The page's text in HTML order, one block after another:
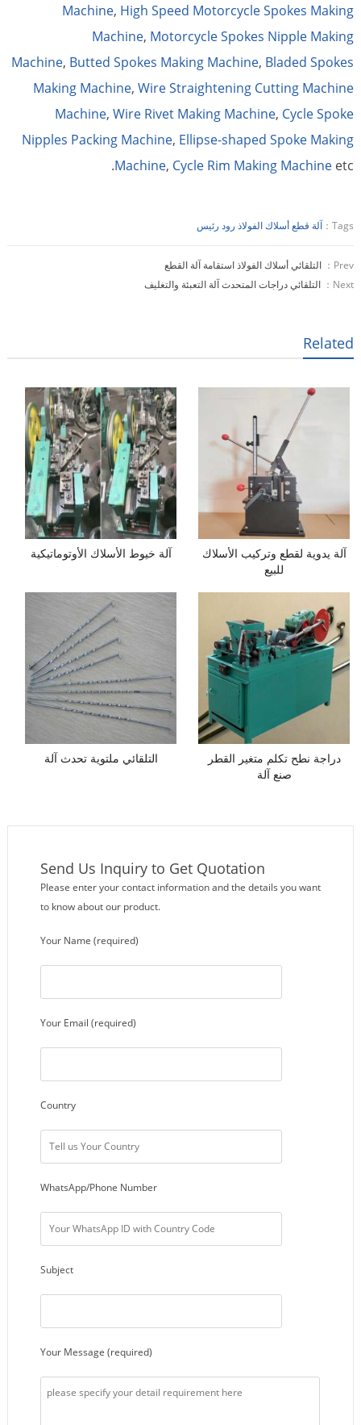
Machine, High Speed Motorcycle Spokes Making
Machine, Motorcycle Spokes Nipple Making
Machine, Butted Spokes Making Machine, Bladed Spokes
Making Machine,Wire Straightening Cutting Machine
Machine,Wire Rivet Making Machine, Cycle Spoke
Nipples Packing Machine, Ellipse-shaped Spoke Making
Machine, Cycle Rim Making Machine etc.
Tags： آلة قطع أسلاك الفولاذ رود رئيس
Prev：
التلقائي أسلاك الفولاذ استقامة آلة القطع
Next：
التلقائي دراجات المتحدث آلة التعبئة والتغليف
Related
آلة خيوط الأسلاك الأوتوماتيكية
آلة يدوية لقطع وتركيب الأسلاك
للبيع
التلقائي ملتوية تحدث آلة
دراجة نطح تكلم متغير القطر
صنع آلة
Send Us Inquiry to Get Quotation
Please enter your contact information and the details you want
to know about our product.
Your Name (required)
Your Email (required)
Country
WhatsApp/Phone Number
Subject
Your Message (required)